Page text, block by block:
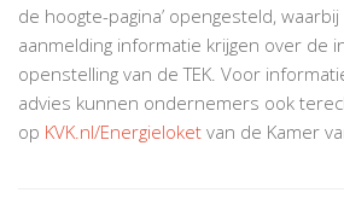
de hoogte-pagina’ opengesteld, waarbij
aanmelding informatie krijgen over de
openstelling van de TEK. Voor
advies kunnen ondernemers ook
op KVK.nl/Energieloket van de Kamer